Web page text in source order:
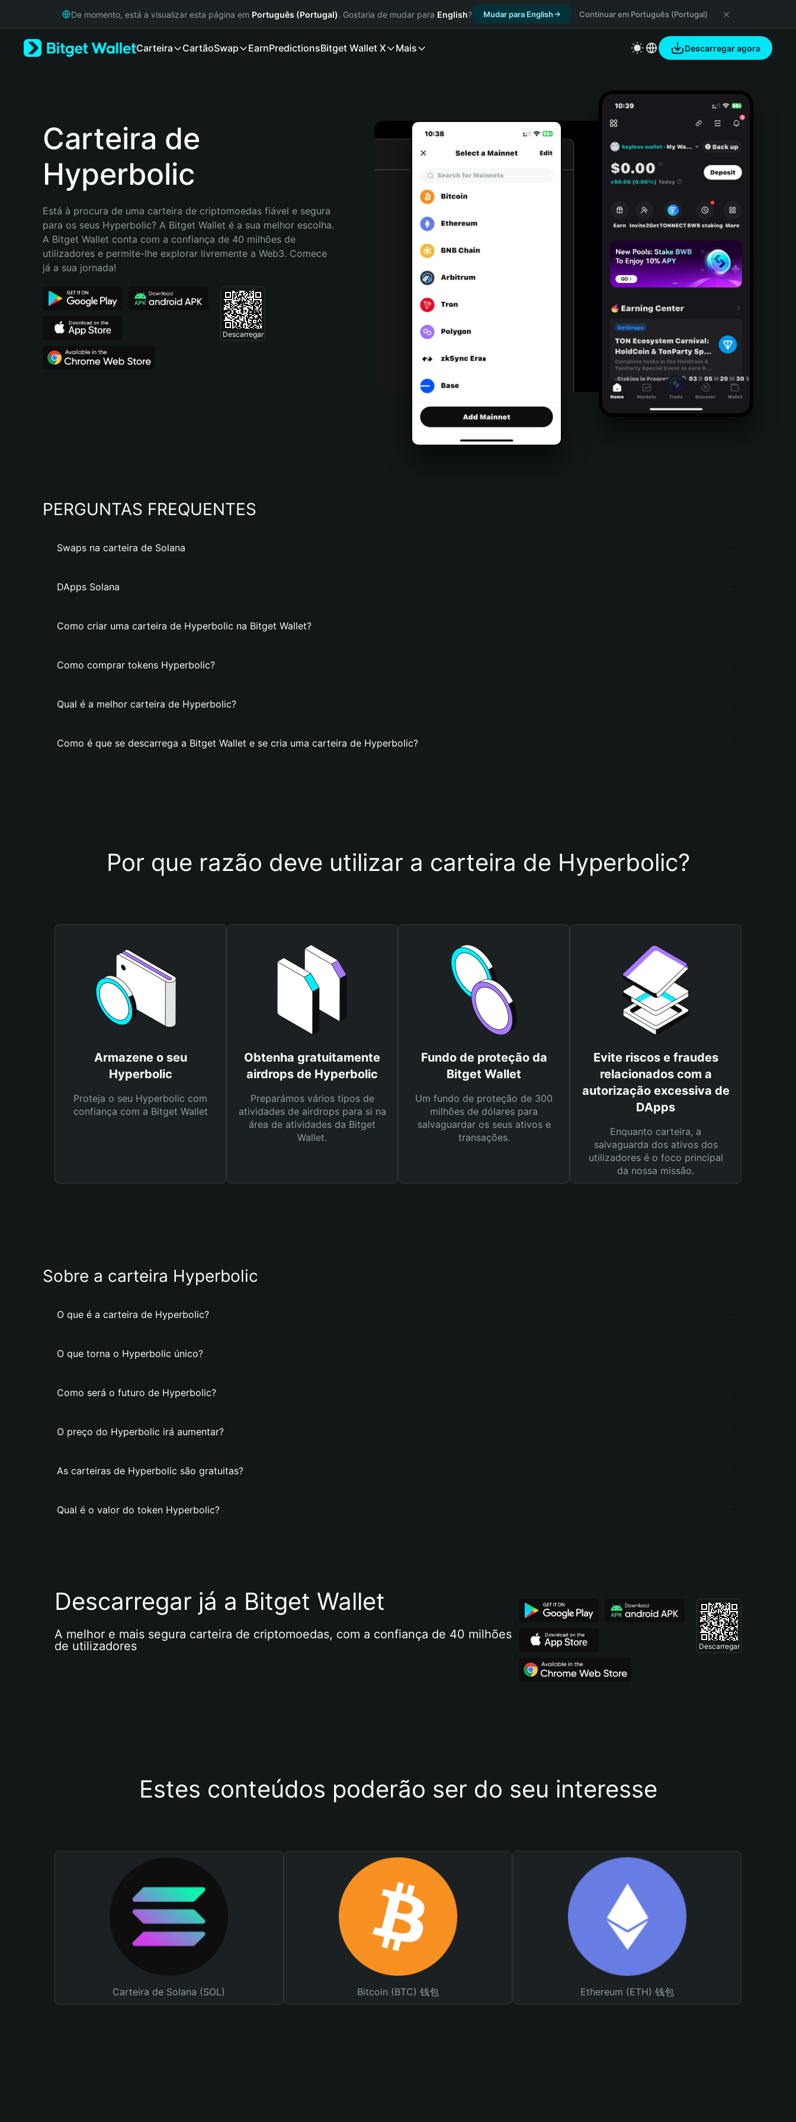
Русский
Português (Portugal)
Bahasa Indonesia
Português (Brasil)
Español (Argentina)
De momento, está a visualizar esta página em Português (Portugal). Gostaria de mudar para English? Mudar para English Continuar em Português (Portugal)
Carteira CartãoSwap EarnPredictionsBitget Wallet X Mais Descarregar agora
Carteira de
Hyperbolic
Está à procura de uma carteira de criptomoedas fiável e segura
para os seus Hyperbolic? A Bitget Wallet é a sua melhor escolha.
A Bitget Wallet conta com a confiança de 40 milhões de
utilizadores e permite-lhe explorar livremente a Web3. Comece
já a sua jornada!
Descarregar
PERGUNTAS FREQUENTES
Swaps na carteira de Solana
DApps Solana
Como criar uma carteira de Hyperbolic na Bitget Wallet?
Como comprar tokens Hyperbolic?
Qual é a melhor carteira de Hyperbolic?
Como é que se descarrega a Bitget Wallet e se cria uma carteira de Hyperbolic?
Por que razão deve utilizar a carteira de Hyperbolic?
Armazene o seu
Hyperbolic
Proteja o seu Hyperbolic com
confiança com a Bitget Wallet
Obtenha gratuitamente
airdrops de Hyperbolic
Preparámos vários tipos de
atividades de airdrops para si na
área de atividades da Bitget
Wallet.
Fundo de proteção da
Bitget Wallet
Um fundo de proteção de 300
milhões de dólares para
salvaguardar os seus ativos e
transações.
Evite riscos e fraudes
relacionados com a
autorização excessiva de
DApps
Enquanto carteira, a
salvaguarda dos ativos dos
utilizadores é o foco principal
da nossa missão.
Sobre a carteira Hyperbolic
O que é a carteira de Hyperbolic?
O que torna o Hyperbolic único?
Como será o futuro de Hyperbolic?
O preço do Hyperbolic irá aumentar?
As carteiras de Hyperbolic são gratuitas?
Qual é o valor do token Hyperbolic?
Descarregar já a Bitget Wallet
A melhor e mais segura carteira de criptomoedas, com a confiança de 40 milhões
de utilizadores
Descarregar
Estes conteúdos poderão ser do seu interesse
Carteira de Solana (SOL) Bitcoin (BTC) 钱包 Ethereum (ETH) 钱包